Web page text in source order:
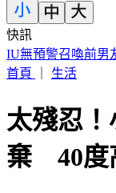
快訊
快訊／財神爺不
首頁
生活
太殘忍
棄 40度